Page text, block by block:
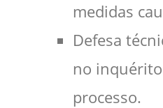
medidas
Defesa
no
processo.